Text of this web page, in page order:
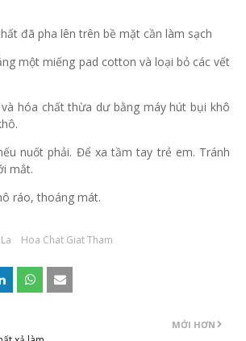
đã pha lên trên bề mặt cần làm sạch
một miếng pad cotton và loại bỏ các vết
hóa chất thừa dư bằng máy hút bụi khô
nuốt phải. Để xa tầm tay trẻ em. Tránh
mắt.
ráo, thoáng mát.
Hoa Chat Giat Tham
MỚI HƠN